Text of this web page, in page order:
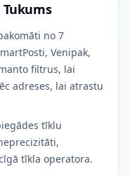
no 7
Venipak,
filtrus, lai
adreses, lai atrastu
tīklu
tīkla operatora.